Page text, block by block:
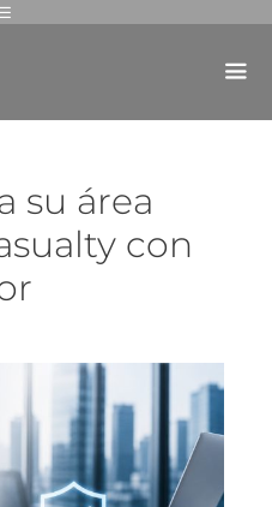
su área
con